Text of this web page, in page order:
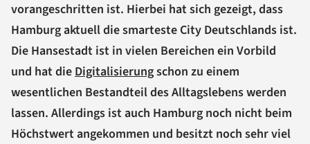
vorangeschritten ist. Hierbei hat sich gezeigt, dass
Hamburg aktuell die smarteste City Deutschlands ist.
Die Hansestadt ist in vielen Bereichen ein Vorbild
und hat dieDigitalisierungschon zu einem
wesentlichen Bestandteil des Alltagslebens werden
lassen. Allerdings ist auch Hamburg noch nicht beim
Höchstwert angekommen und besitzt noch sehr viel